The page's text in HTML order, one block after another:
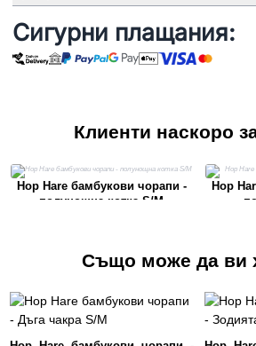
Сигурни плащания:
Клиенти наскоро
Hop Hare бамбукови чорапи -
полунощна котка S/M
Hop
Също може да ви